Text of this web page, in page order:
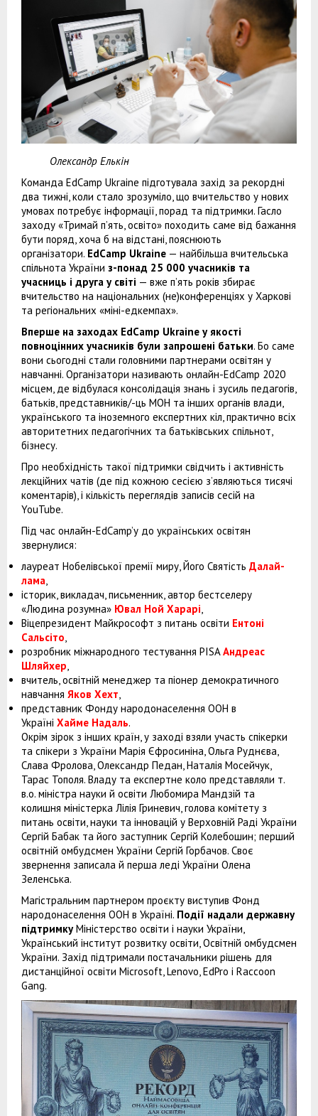
Олександр Елькін
Команда EdCamp Ukraine підготувала захід за рекордні
два тижні, коли стало зрозуміло, що вчительство у нових
умовах потребує інформації, порад та підтримки. Гасло
заходу «Тримай п’ять, освіто» походить саме від бажання
бути поряд, хоча б на відстані, пояснюють
організатори. EdCamp Ukraine — найбільша вчительська
спільнота України з-понад 25 000 учасників та
учасниць і друга у світі — вже п’ять років збирає
вчительство на національних (не)конференціях у Харкові
та регіональних «міні-едкемпах».
Вперше на заходах EdCamp Ukraine у якості
повноцінних учасників були запрошені батьки. Бо саме
вони сьогодні стали головними партнерами освітян у
навчанні. Організатори називають онлайн-EdCamp 2020
місцем, де відбулася консолідація знань і зусиль педагогів,
батьків, представників/-ць МОН та інших органів влади,
українського та іноземного експертних кіл, практично всіх
авторитетних педагогічних та батьківських спільнот,
бізнесу.
Про необхідність такої підтримки свідчить і активність
лекційних чатів (де під кожною сесією з’являються тисячі
коментарів), і кількість переглядів записів сесій на
YouTube.
Під час онлайн-EdCamp’у до українських освітян
звернулися:
лауреат Нобелівської премії миру, Його Святість Далай-
лама,
історик, викладач, письменник, автор бестселеру
«Людина розумна» Ювал Ной Харарі,
Віцепрезидент Майкрософт з питань освіти Ентоні
Сальсіто,
розробник міжнародного тестування PISAАндреас
Шляйхер,
вчитель, освітній менеджер та піонер демократичного
навчання Яков Хехт,
представник Фонду народонаселення ООН в
Україні Хайме Надаль.
Окрім зірок з інших країн, у заході взяли участь спікерки
та спікери з України Марія Єфросиніна, Ольга Руднєва,
Слава Фролова, Олександр Педан, Наталія Мосейчук,
Тарас Тополя. Владу та експертне коло представляли т.
в.о. міністра науки й освіти Любомира Мандзій та
колишня міністерка Лілія Гриневич, голова комітету з
питань освіти, науки та інновацій у Верховній Раді України
Сергій Бабак та його заступник Сергій Колебошин; перший
освітній омбудсмен України Сергій Горбачов. Своє
звернення записала й перша леді України Олена
Зеленська.
Магістральним партнером проєкту виступив Фонд
народонаселення ООН в Україні. Події надали державну
підтримкуМіністерство освіти і науки України,
Український інститут розвитку освіти, Освітній омбудсмен
України. Захід підтримали постачальники рішень для
дистанційної освіти Microsoft, Lenovo, EdPro і Raccoon
Gang.